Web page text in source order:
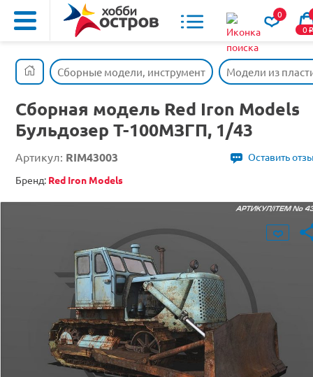
0
0o
Сборные модели, инструмент Модели из
Сборная модель Red Iron Models
Бульдозер Т-100МЗГП, 1/43
Артикул: RIM43003
Оставить
Бренд: Red Iron Models